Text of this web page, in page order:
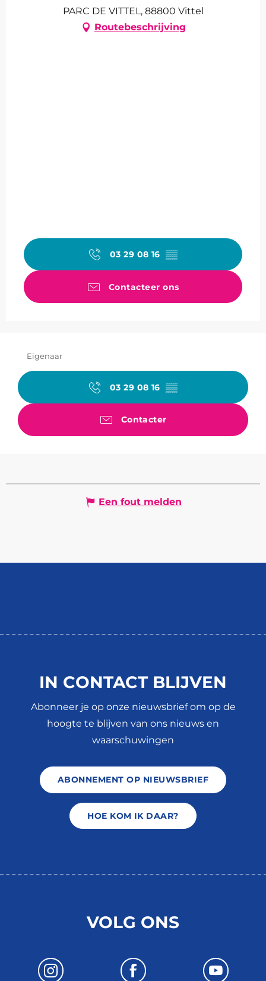
PARC DE VITTEL, 88800 Vittel
Routebeschrijving
03 29 08 16 ▒▒
Contacteer ons
Eigenaar
03 29 08 16 ▒▒
Contacter
Een fout melden
IN CONTACT BLIJVEN
Abonneer je op onze nieuwsbrief om op de
hoogte te blijven van ons nieuws en
waarschuwingen
ABONNEMENT OP NIEUWSBRIEF
HOE KOM IK DAAR?
VOLG ONS